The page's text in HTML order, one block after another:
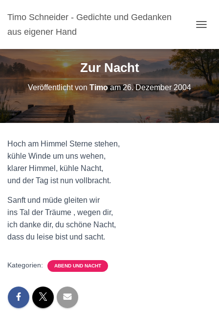
Timo Schneider - Gedichte und Gedanken
aus eigener Hand
V
I
G
A
T
I
O
N
U
Zur Nacht
Veröffentlicht von Timoam26. Dezember 2004
Hoch am Himmel Sterne stehen,
kühle Winde um uns wehen,
klarer Himmel, kühle Nacht,
und der Tag ist nun vollbracht.
Sanft und müde gleiten wir
ins Tal der Träume , wegen dir,
ich danke dir, du schöne Nacht,
dass du leise bist und sacht.
Kategorien: ABEND UND NACHT